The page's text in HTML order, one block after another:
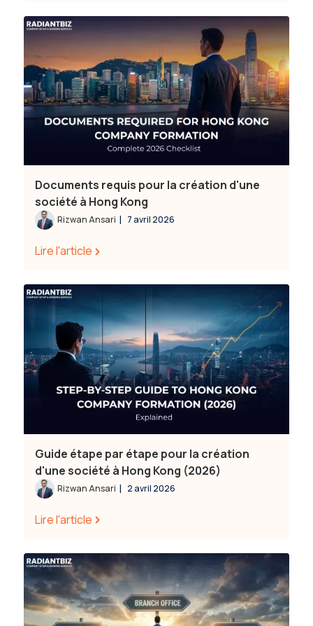
Documents requis pour la création d'une
société à Hong Kong
Rizwan Ansari | 7 avril 2026
Lire l'article
Guide étape par étape pour la création
d'une société à Hong Kong (2026)
Rizwan Ansari | 2 avril 2026
Lire l'article